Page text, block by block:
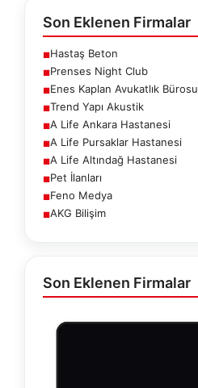
Son Eklenen Firmalar
■Hastaş Beton
■Prenses Night Club
■Enes Kaplan Avukatlık Bürosu
■Trend Yapı Akustik
■A Life Ankara Hastanesi
■A Life Pursaklar Hastanesi
■A Life Altındağ Hastanesi
■Pet İlanları
■Feno Medya
■AKG Bilişim
Son Eklenen Firmalar